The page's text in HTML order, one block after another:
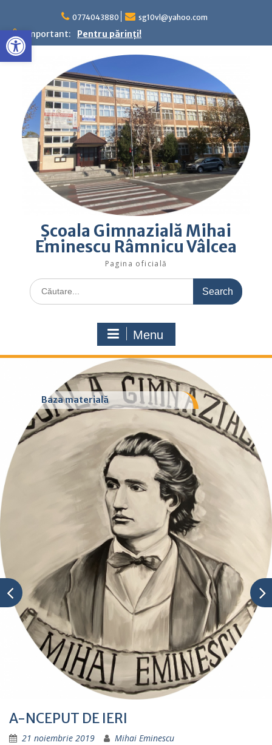
Deschide bara de unelte
content
0774043880 sg10vl@yahoo.com
Important: Pentru părinţi!
Şcoala Gimnazială Mihai
Eminescu Râmnicu Vâlcea
Pagina oficială
Search
for:
Menu
Baza materială
A-NCEPUT DE IERI
21 noiembrie 2019 Mihai Eminescu